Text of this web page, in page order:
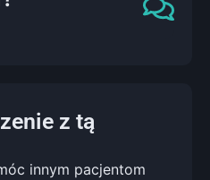
z tą
innym pacjentom